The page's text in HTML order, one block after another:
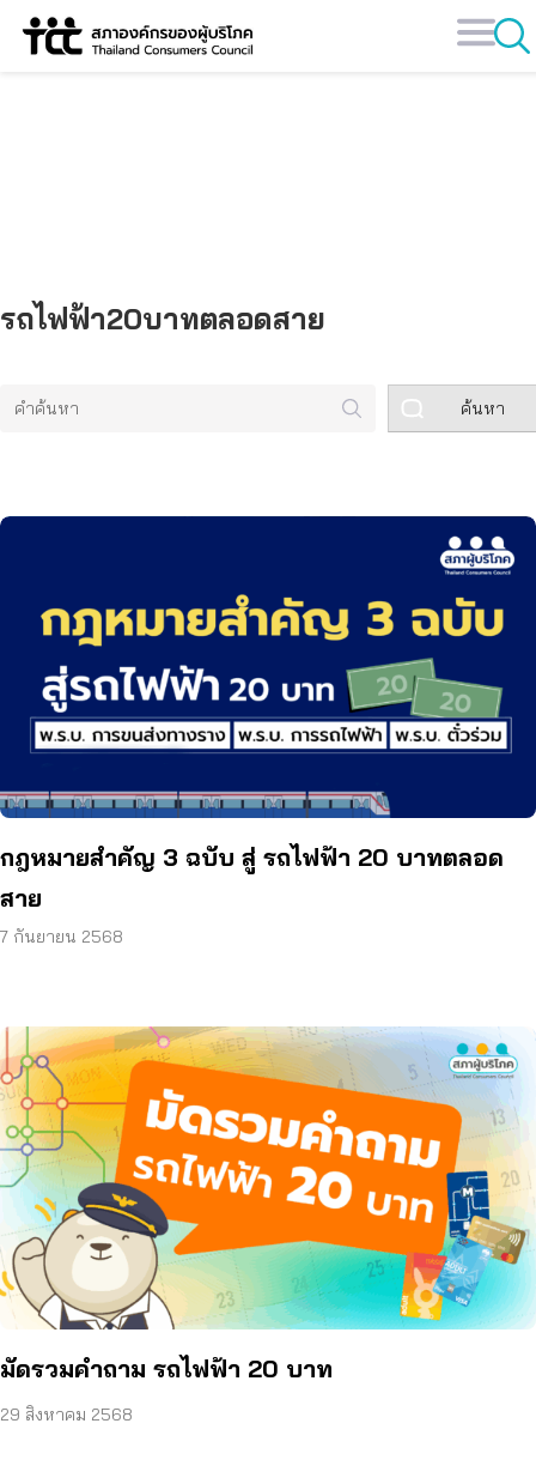
Skip
รถไฟฟ้า20บาทตลอดสาย
ค้นหา
กฎหมายสำคัญ 3 ฉบับ สู่ รถไฟฟ้า 20 บาทตลอด
สาย
7 กันยายน 2568
มัดรวมคำถาม รถไฟฟ้า 20 บาท
29 สิงหาคม 2568